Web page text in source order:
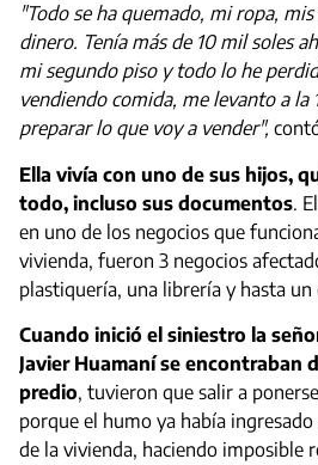
"Todo se ha quemado, mi ropa,
dinero. Tenía más de 10 mil soles
mi segundo piso y todo lo he
vendiendo comida, me levanto a la
preparar lo que voy a vender",
Ella vivía con uno de sus hijos,
todo, incluso sus documentos.
en uno de los negocios que
vivienda, fueron 3 negocios
plastiquería, una librería y hasta un
Cuando inició el siniestro la
Javier Huamaní se encontraban
predio, tuvieron que salir a
porque el humo ya había
de la vivienda, haciendo imposible